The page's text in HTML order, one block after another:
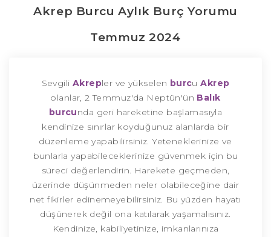
Akrep Burcu Aylık Burç Yorumu
Temmuz 2024
Sevgili Akrepler ve yükselen burcuAkrep
olanlar, 2 Temmuz'da Neptün'ün Balık
burcunda geri hareketine başlamasıyla
kendinize sınırlar koyduğunuz alanlarda bir
düzenleme yapabilirsiniz. Yeteneklerinize ve
bunlarla yapabileceklerinize güvenmek için bu
süreci değerlendirin. Harekete geçmeden,
üzerinde düşünmeden neler olabileceğine dair
net fikirler edinemeyebilirsiniz. Bu yüzden hayatı
düşünerek değil ona katılarak yaşamalısınız.
Kendinize, kabiliyetinize, imkanlarınıza